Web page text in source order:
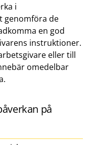
i
genomföra de
en god
instruktioner.
eller till
omedelbar
på